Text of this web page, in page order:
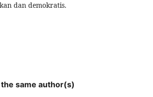
dan demokratis.
same author(s)